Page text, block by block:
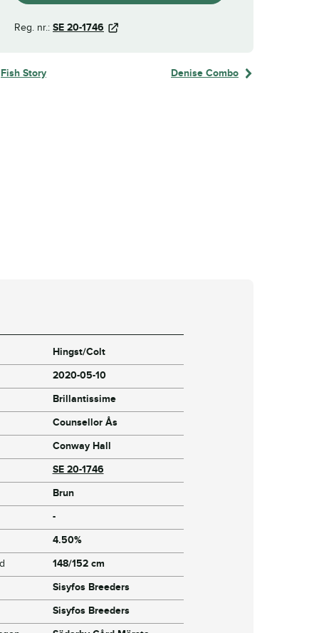
Reg. nr.: SE 20-1746
Fish Story Denise Combo
Hingst/Colt
2020-05-10
Brillantissime
Counsellor Ås
Conway Hall
SE 20-1746
Brun
-
4.50%
148/152 cm
Sisyfos Breeders
Sisyfos Breeders